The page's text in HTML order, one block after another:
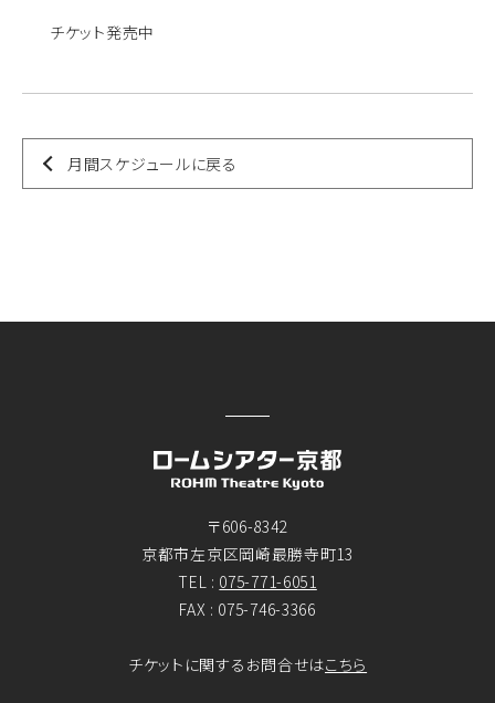
チケット発売中
月間スケジュールに戻る
〒606-8342
京都市左京区岡崎最勝寺町13
TEL : 075-771-6051
FAX : 075-746-3366
チケットに関するお問合せはこちら